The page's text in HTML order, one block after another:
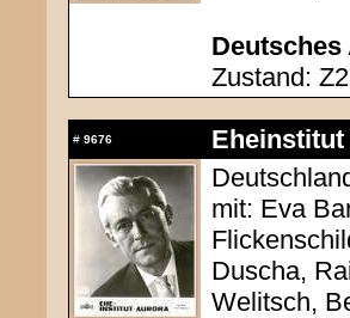
Deutsches
Zustand: Z2
# 9676
mit: Eva
Duscha,
Welitsch,